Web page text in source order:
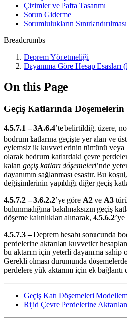
Çizimler ve Pafta Tasarımı
Sorun Giderme
Sorumlulukların Sınırlandırılması
Breadcrumbs
Deprem Yönetmeliği
Dayanıma Göre Hesap Esasları
On this Page
Geçiş Katlarında
4.5.7.1 – 3A.6.4’tebelirtildiği üzere,
bodrum katlarına geçişte yer alan ve
eylemsizlik kuvvetlerinin tümünü
olarak bodrum katlardaki çevre
kalan geçiş katları döşemeleri’nde
dayanımın sağlanması esastır. Bu
değişimlerinin yapıldığı diğer geçiş
4.5.7.2 – 3.6.2.2’ye göre A2 ve A3
bulunmadığına bakılmaksızın geçiş
döşeme kalınlıkları alınarak, 4.5.6.2
4.5.7.3 –Deprem hesabı sonucunda
perdelerine aktarılan kuvvetler
bu aktarım için yeterli dayanıma sahip
Gerekli olması durumunda
perdelere yük aktarımı için ek bağlantı
Geçiş Katı Döşemeleri
Rijid Çevre Perdelerine